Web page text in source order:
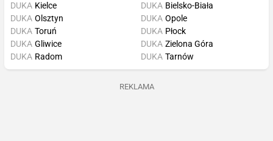
DUKA Kielce DUKA Bielsko-Biała
DUKA Olsztyn
DUKA Toruń
DUKA Gliwice
DUKA Radom
DUKA Opole
DUKA Płock
DUKA Zielona Góra
DUKA Tarnów
REKLAMA